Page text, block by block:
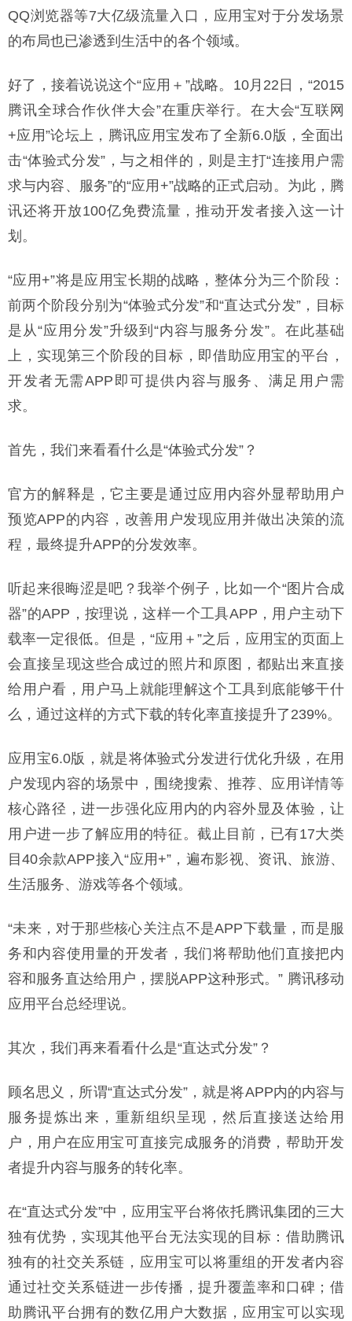
QQ浏览器等7大亿级流量入口，应用宝对于分发场景
的布局也已渗透到生活中的各个领域。
好了，接着说说这个“应用＋”战略。10月22日，“2015
腾讯全球合作伙伴大会”在重庆举行。在大会“互联网
+应用”论坛上，腾讯应用宝发布了全新6.0版，全面出
击“体验式分发”，与之相伴的，则是主打“连接用户需
求与内容、服务”的“应用+”战略的正式启动。为此，腾
讯还将开放100亿免费流量，推动开发者接入这一计
划。
“应用+”将是应用宝长期的战略，整体分为三个阶段：
前两个阶段分别为“体验式分发”和“直达式分发”，目标
是从“应用分发”升级到“内容与服务分发”。在此基础
上，实现第三个阶段的目标，即借助应用宝的平台，
开发者无需APP即可提供内容与服务、满足用户需
求。
首先，我们来看看什么是“体验式分发”？
官方的解释是，它主要是通过应用内容外显帮助用户
预览APP的内容，改善用户发现应用并做出决策的流
程，最终提升APP的分发效率。
听起来很晦涩是吧？我举个例子，比如一个“图片合成
器”的APP，按理说，这样一个工具APP，用户主动下
载率一定很低。但是，“应用＋”之后，应用宝的页面上
会直接呈现这些合成过的照片和原图，都贴出来直接
给用户看，用户马上就能理解这个工具到底能够干什
么，通过这样的方式下载的转化率直接提升了239%。
应用宝6.0版，就是将体验式分发进行优化升级，在用
户发现内容的场景中，围绕搜索、推荐、应用详情等
核心路径，进一步强化应用内的内容外显及体验，让
用户进一步了解应用的特征。截止目前，已有17大类
目40余款APP接入“应用+”，遍布影视、资讯、旅游、
生活服务、游戏等各个领域。
“未来，对于那些核心关注点不是APP下载量，而是服
务和内容使用量的开发者，我们将帮助他们直接把内
容和服务直达给用户，摆脱APP这种形式。” 腾讯移动
应用平台总经理说。
其次，我们再来看看什么是“直达式分发”？
顾名思义，所谓“直达式分发”，就是将APP内的内容与
服务提炼出来，重新组织呈现，然后直接送达给用
户，用户在应用宝可直接完成服务的消费，帮助开发
者提升内容与服务的转化率。
在“直达式分发”中，应用宝平台将依托腾讯集团的三大
独有优势，实现其他平台无法实现的目标：借助腾讯
独有的社交关系链，应用宝可以将重组的开发者内容
通过社交关系链进一步传播，提升覆盖率和口碑；借
助腾讯平台拥有的数亿用户大数据，应用宝可以实现